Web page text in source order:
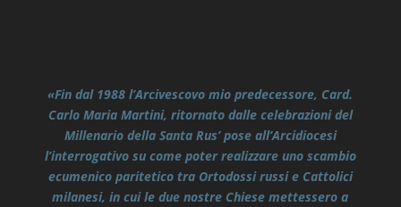
«Fin dal 1988 l’Arcivescovo mio predecessore, Card.
Carlo Maria Martini, ritornato dalle celebrazioni del
Millenario della Santa Rus’ pose all’Arcidiocesi
l’interrogativo su come poter realizzare uno scambio
ecumenico paritetico tra Ortodossi russi e Cattolici
milanesi, in cui le due nostre Chiese mettessero a